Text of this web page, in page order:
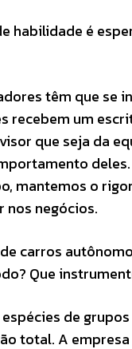
habilidade é
têm que se
recebem um
que seja da
mantemos o
nos negócios.
carros
Que
de
total. A